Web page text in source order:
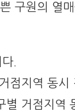
구원의 열
.
점지역 동시
거점지역